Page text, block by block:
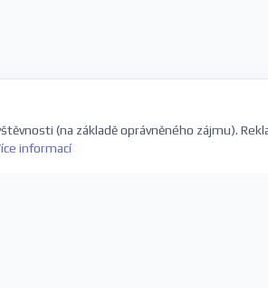
(na základě oprávněného zájmu).
informací